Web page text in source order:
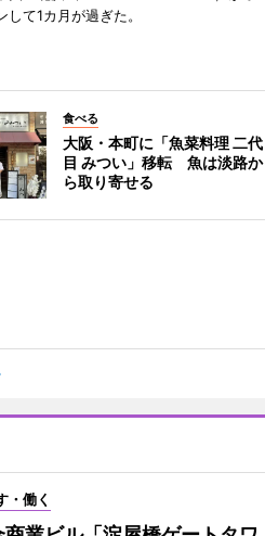
して1カ月が過ぎた。
食べる
大阪・本町に「魚菜料理 二代
目 みつい」移転 魚は淡路か
ら取り寄せる
・働く